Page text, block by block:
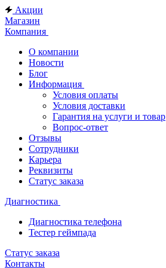
Акции
Магазин
Компания
О компании
Новости
Блог
Информация
Условия оплаты
Условия доставки
Гарантия на услуги и товар
Вопрос-ответ
Отзывы
Сотрудники
Карьера
Реквизиты
Статус заказа
Диагностика
Диагностика телефона
Тестер геймпада
Статус заказа
Контакты